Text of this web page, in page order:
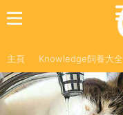
主頁 Knowledge飼養大全